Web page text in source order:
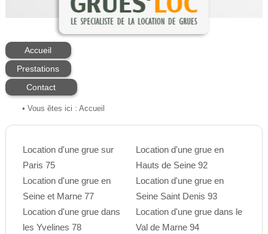
Accueil
Prestations
Contact
• Vous êtes ici : Accueil
Location d'une grue sur
Paris 75
Location d'une grue en
Seine et Marne 77
Location d'une grue dans
les Yvelines 78
Location d'une grue en
Hauts de Seine 92
Location d'une grue en
Seine Saint Denis 93
Location d'une grue dans le
Val de Marne 94